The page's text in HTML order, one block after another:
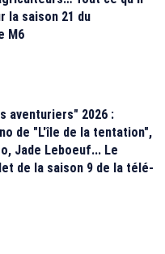
la saison 21 du
M6
aventuriers" 2026 :
de "L'île de la tentation",
Jade Leboeuf... Le
de la saison 9 de la télé-